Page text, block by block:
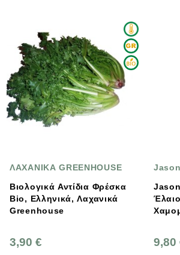
Jason
Jason Oδοντόκρεμα Με
Έλαιο Καρύδας &
Χαμομήλι Χωρίς Φθόριο